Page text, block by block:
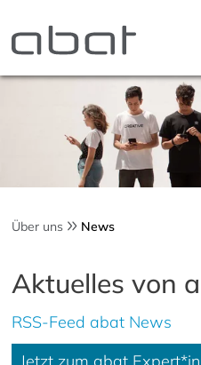
Über uns News
Aktuelles von
RSS-Feed abat News